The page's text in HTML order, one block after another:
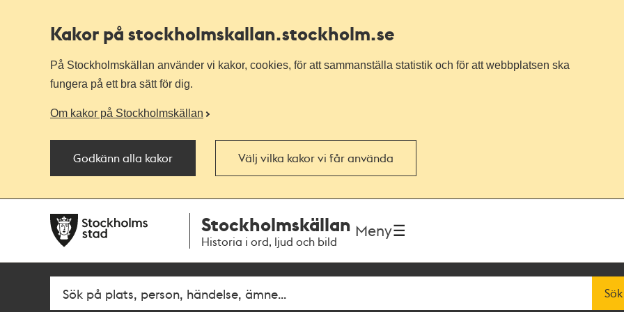
Kakor på stockholmskallan.stockholm.se
På Stockholmskällan använder vi kakor, cookies, för att sammanställa statistik och för att webbplatsen ska
fungera på ett bra sätt för dig.
Om kakor på Stockholmskällan
Godkänn alla kakor Välj vilka kakor vi får använda
navigationen
huvudinnehållet
Stockholmskällan
Historia i ord, ljud och bild
Meny
Fritextsök Sök